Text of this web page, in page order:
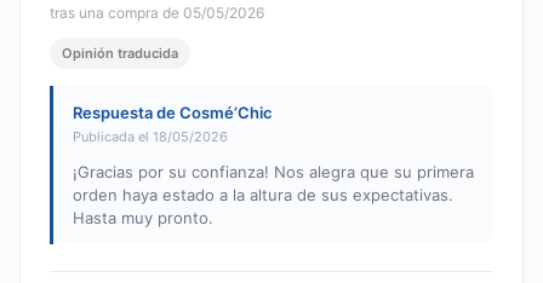
tras una compra de 05/05/2026
Opinión traducida
Respuesta de Cosmé’Chic
Publicada el 18/05/2026
¡Gracias por su confianza! Nos alegra que su primera
orden haya estado a la altura de sus expectativas.
Hasta muy pronto.